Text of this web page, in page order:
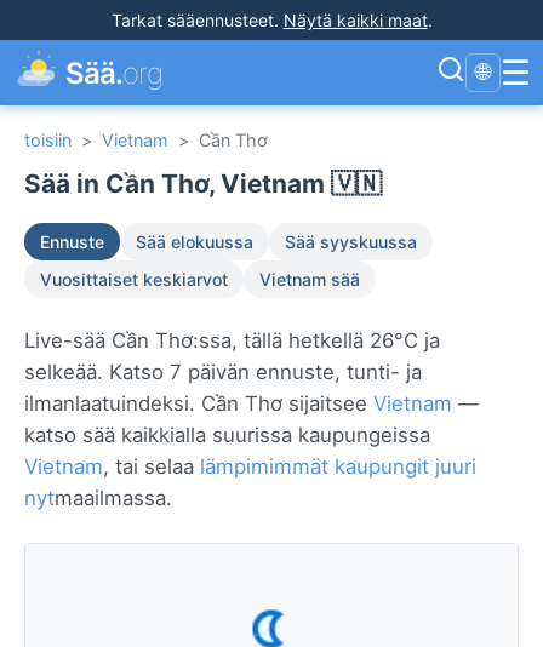
Tarkat sääennusteet. Näytä kaikki maat.
Sää.org 🌐 ☰
toisiin > Vietnam > Cần Thơ
Sää in Cần Thơ, Vietnam 🇻🇳
Ennuste Sää elokuussa
Sää syyskuussa
Vuosittaiset keskiarvot
Vietnam sää
Live-sää Cần Thơ:ssa, tällä hetkellä 26°C ja
selkeää. Katso 7 päivän ennuste, tunti- ja
ilmanlaatuindeksi. Cần Thơ sijaitsee Vietnam —
katso sää kaikkialla suurissa kaupungeissa
Vietnam, tai selaa lämpimimmät kaupungit juuri
nytmaailmassa.